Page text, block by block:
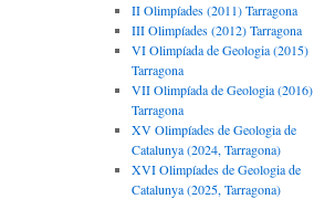
II Olimpíades (2011) Tarragona
III Olimpíades (2012) Tarragona
VI Olimpíada de Geologia (2015)
Tarragona
VII Olimpíada de Geologia (2016)
Tarragona
XV Olimpíades de Geologia de
Catalunya (2024, Tarragona)
XVI Olimpíades de Geologia de
Catalunya (2025, Tarragona)